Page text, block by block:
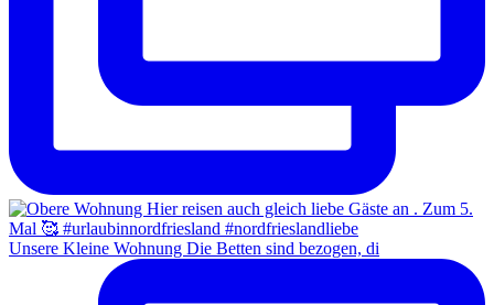
Unsere Kleine Wohnung Die Betten sind bezogen, di